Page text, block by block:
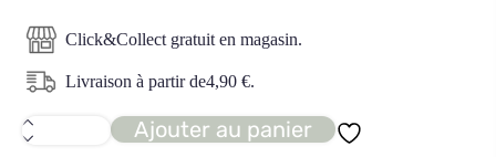
Click&Collect gratuit en magasin.
Livraison à partir de4,90 €.
quantité
de
Ajouter au panier